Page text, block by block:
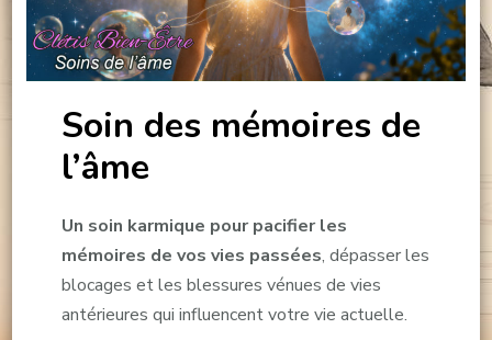
Soin des mémoires de
l’âme
Un soin karmique pour pacifier les
mémoires de vos vies passées, dépasser les
blocages et les blessures vénues de vies
antérieures qui influencent votre vie actuelle.